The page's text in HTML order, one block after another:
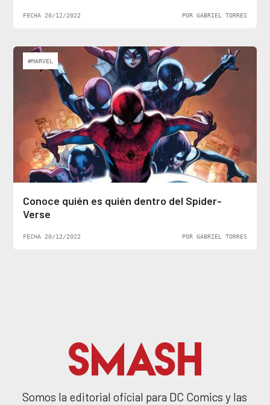
FECHA 20/12/2022 POR GABRIEL TORRES
#MARVEL
Conoce quién es quién dentro del Spider-
Verse
FECHA 20/12/2022 POR GABRIEL TORRES
Somos la editorial oficial para DC Comics y las